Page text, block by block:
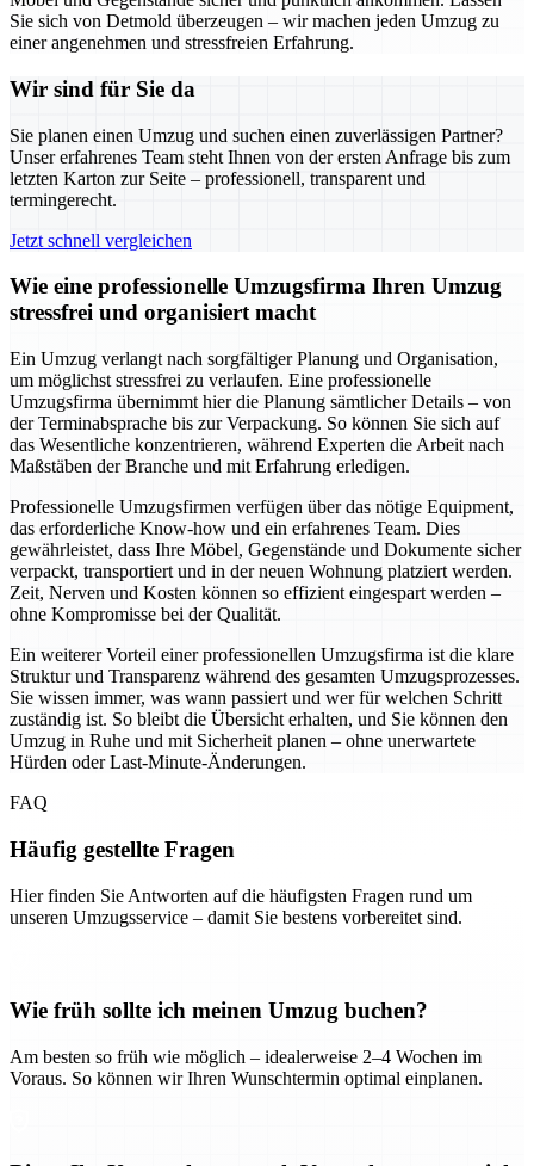
Sie sich von Detmold überzeugen – wir machen jeden Umzug zu
einer angenehmen und stressfreien Erfahrung.
Wir sind für Sie da
Sie planen einen Umzug und suchen einen zuverlässigen Partner?
Unser erfahrenes Team steht Ihnen von der ersten Anfrage bis zum
letzten Karton zur Seite – professionell, transparent und
termingerecht.
Jetzt schnell vergleichen
Wie eine professionelle Umzugsfirma Ihren Umzug
stressfrei und organisiert macht
Ein Umzug verlangt nach sorgfältiger Planung und Organisation,
um möglichst stressfrei zu verlaufen. Eine professionelle
Umzugsfirma übernimmt hier die Planung sämtlicher Details – von
der Terminabsprache bis zur Verpackung. So können Sie sich auf
das Wesentliche konzentrieren, während Experten die Arbeit nach
Maßstäben der Branche und mit Erfahrung erledigen.
Professionelle Umzugsfirmen verfügen über das nötige Equipment,
das erforderliche Know-how und ein erfahrenes Team. Dies
gewährleistet, dass Ihre Möbel, Gegenstände und Dokumente sicher
verpackt, transportiert und in der neuen Wohnung platziert werden.
Zeit, Nerven und Kosten können so effizient eingespart werden –
ohne Kompromisse bei der Qualität.
Ein weiterer Vorteil einer professionellen Umzugsfirma ist die klare
Struktur und Transparenz während des gesamten Umzugsprozesses.
Sie wissen immer, was wann passiert und wer für welchen Schritt
zuständig ist. So bleibt die Übersicht erhalten, und Sie können den
Umzug in Ruhe und mit Sicherheit planen – ohne unerwartete
Hürden oder Last-Minute-Änderungen.
FAQ
Häufig gestellte Fragen
Hier finden Sie Antworten auf die häufigsten Fragen rund um
unseren Umzugsservice – damit Sie bestens vorbereitet sind.
Wie früh sollte ich meinen Umzug buchen?
Am besten so früh wie möglich – idealerweise 2–4 Wochen im
Voraus. So können wir Ihren Wunschtermin optimal einplanen.